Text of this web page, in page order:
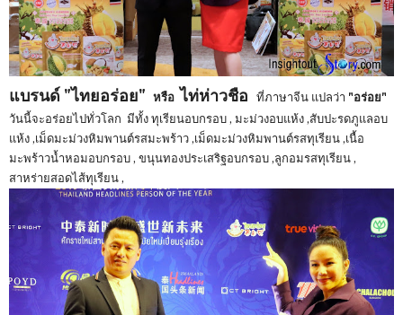
แบรนด์ "ไทยอร่อย" หรือ ไท่ห่าวชือ ที่ภาษาจีน แปลว่า "อร่อย"
วันนี้จะอร่อยไปทั่วโลก มีทั้ง ทุเรียนอบกรอบ , มะม่วงอบแห้ง ,สับปะรดภูแลอบ
แห้ง ,เม็ดมะม่วงหิมพานต์รสมะพร้าว ,เม็ดมะม่วงหิมพานต์รสทุเรียน ,เนื้อ
มะพร้าวน้ำหอมอบกรอบ , ขนุนทองประเสริฐอบกรอบ ,ลูกอมรสทุเรียน ,
สาหร่ายสอดไส้ทุเรียน ,